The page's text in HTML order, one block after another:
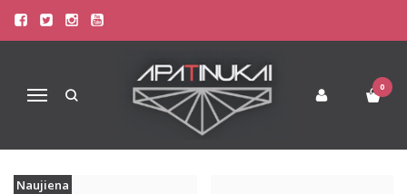
Navigacija
0
PREKIŲ PAIEŠKA - DIRŽU
Prekių paieška
Naujiena